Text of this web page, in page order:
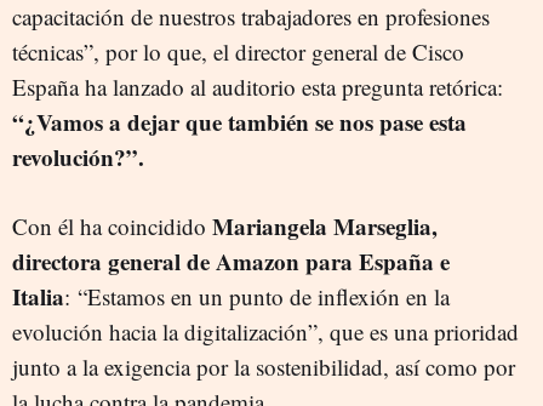
capacitación de nuestros trabajadores en profesiones
técnicas”, por lo que, el director general de Cisco
España ha lanzado al auditorio esta pregunta retórica:
“¿Vamos a dejar que también se nos pase esta
revolución?”.
Con él ha coincidido Mariangela Marseglia,
directora general de Amazon para España e
Italia: “Estamos en un punto de inflexión en la
evolución hacia la digitalización”, que es una prioridad
junto a la exigencia por la sostenibilidad, así como por